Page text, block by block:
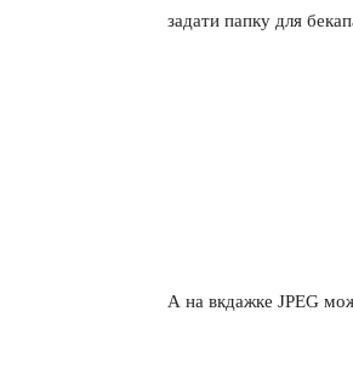
задати папку для
А на вкдажке JPEG